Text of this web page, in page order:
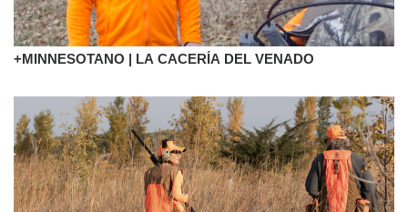
+MINNESOTANO | LA CACERÍA DEL VENADO